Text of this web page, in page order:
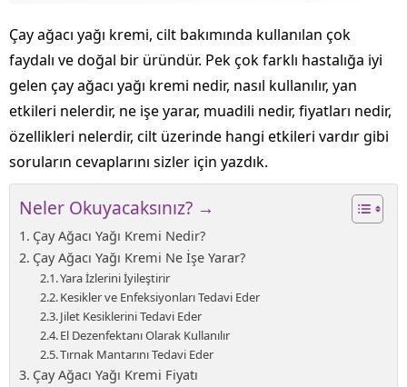
Çay ağacı yağı kremi, cilt bakımında kullanılan çok
faydalı ve doğal bir üründür. Pek çok farklı hastalığa iyi
gelen çay ağacı yağı kremi nedir, nasıl kullanılır, yan
etkileri nelerdir, ne işe yarar, muadili nedir, fiyatları nedir,
özellikleri nelerdir, cilt üzerinde hangi etkileri vardır gibi
soruların cevaplarını sizler için yazdık.
Neler Okuyacaksınız? →
Çay Ağacı Yağı Kremi Nedir?
Çay Ağacı Yağı Kremi Ne İşe Yarar?
Yara İzlerini İyileştirir
Kesikler ve Enfeksiyonları Tedavi Eder
Jilet Kesiklerini Tedavi Eder
El Dezenfektanı Olarak Kullanılır
Tırnak Mantarını Tedavi Eder
Çay Ağacı Yağı Kremi Fiyatı